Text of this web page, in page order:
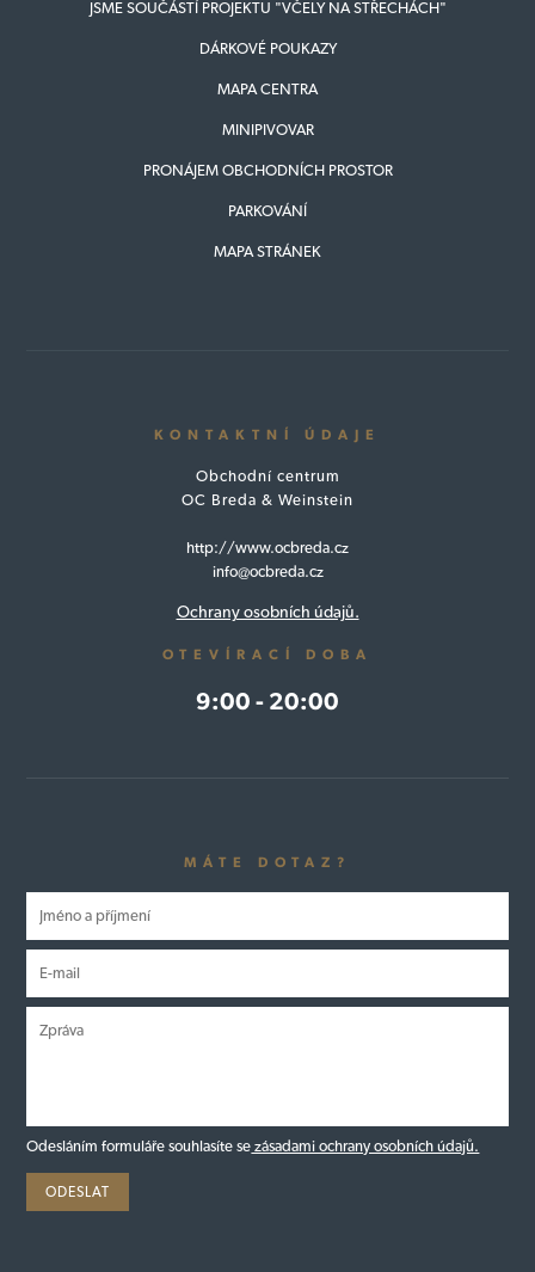
JSME SOUČÁSTÍ PROJEKTU "VČELY NA STŘECHÁCH"
DÁRKOVÉ POUKAZY
MAPA CENTRA
MINIPIVOVAR
PRONÁJEM OBCHODNÍCH PROSTOR
PARKOVÁNÍ
MAPA STRÁNEK
KONTAKTNÍ ÚDAJE
Obchodní centrum
OC Breda & Weinstein
http://www.ocbreda.cz
info@ocbreda.cz
Ochrany osobních údajů.
OTEVÍRACÍ DOBA
9:00 - 20:00
MÁTE DOTAZ?
Odesláním formuláře souhlasíte se zásadami ochrany osobních údajů.